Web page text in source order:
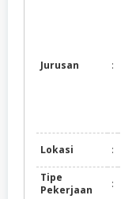
Jurusan :
Lokasi :
Tipe
Pekerjaan
: